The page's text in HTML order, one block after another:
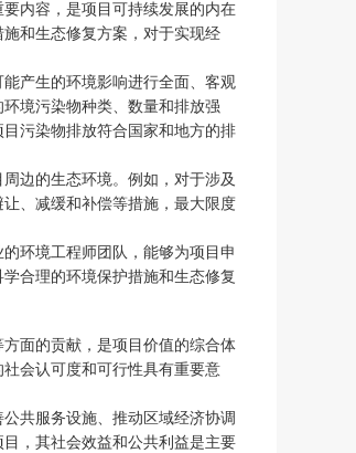
内容，是项目可持续发展的内在
和生态修复方案，对于实现经
产生的环境影响进行全面、客观
境污染物种类、数量和排放强
污染物排放符合国家和地方的排
边的生态环境。例如，对于涉及
、减缓和补偿等措施，最大限度
环境工程师团队，能够为项目申
合理的环境保护措施和生态修复
面的贡献，是项目价值的综合体
会认可度和可行性具有重要意
共服务设施、推动区域经济协调
，其社会效益和公共利益是主要